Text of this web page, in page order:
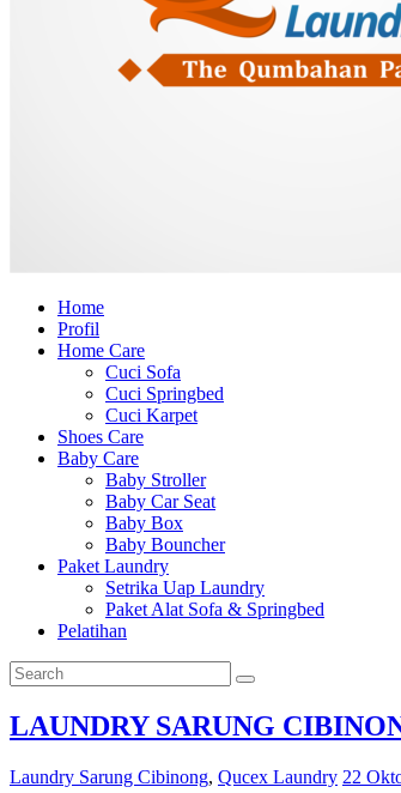
Home
Profil
Home Care
Cuci Sofa
Cuci Springbed
Cuci Karpet
Shoes Care
Baby Care
Baby Stroller
Baby Car Seat
Baby Box
Baby Bouncher
Paket Laundry
Setrika Uap Laundry
Paket Alat Sofa & Springbed
Pelatihan
LAUNDRY SARUNG
Laundry Sarung Cibinong, Qucex Laundry 22